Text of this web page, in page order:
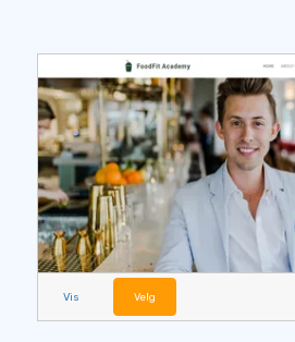
Vis Velg